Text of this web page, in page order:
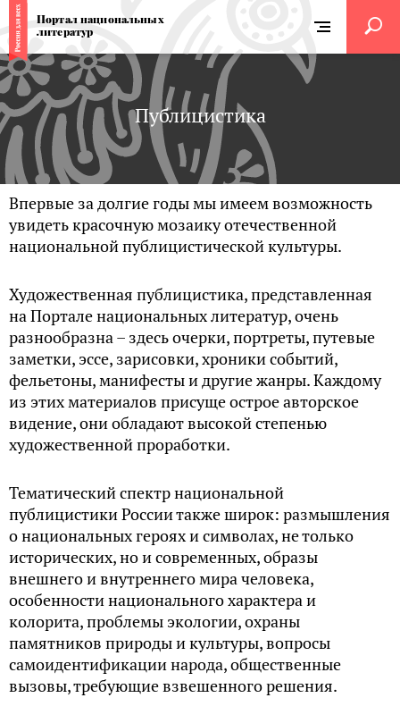
Портал национальных
литератур
Публицистика
Впервые за долгие годы мы имеем возможность
увидеть красочную мозаику отечественной
национальной публицистической культуры.
Художественная публицистика, представленная
на Портале национальных литератур, очень
разнообразна – здесь очерки, портреты, путевые
заметки, эссе, зарисовки, хроники событий,
фельетоны, манифесты и другие жанры. Каждому
из этих материалов присуще острое авторское
видение, они обладают высокой степенью
художественной проработки.
Тематический спектр национальной
публицистики России также широк: размышления
о национальных героях и символах, не только
исторических, но и современных, образы
внешнего и внутреннего мира человека,
особенности национального характера и
колорита, проблемы экологии, охраны
памятников природы и культуры, вопросы
самоидентификации народа, общественные
вызовы, требующие взвешенного решения.